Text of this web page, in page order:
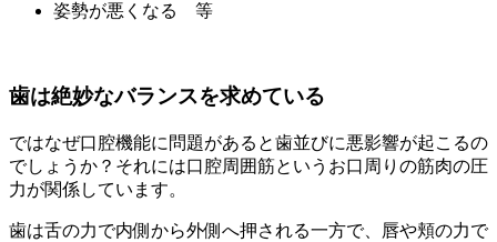
姿勢が悪くなる 等
歯は絶妙なバランスを求めている
ではなぜ口腔機能に問題があると歯並びに悪影響が起こるの
でしょうか？それには口腔周囲筋というお口周りの筋肉の圧
力が関係しています。
歯は舌の力で内側から外側へ押される一方で、唇や頬の力で